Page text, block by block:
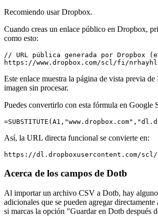
Recomiendo usar Dropbox.
Cuando creas un enlace público en Dropbox,
como esto:
// URL pública generada por Dropbox
Este enlace muestra la página de vista previa
imagen sin procesar.
Puedes convertirlo con esta fórmula en Google
Así, la URL directa funcional se convierte en:
Acerca de los campos de Dotb
Al importar un archivo CSV a Dotb, hay
adicionales que se pueden agregar
si marcas la opción "Guardar en Dotb después